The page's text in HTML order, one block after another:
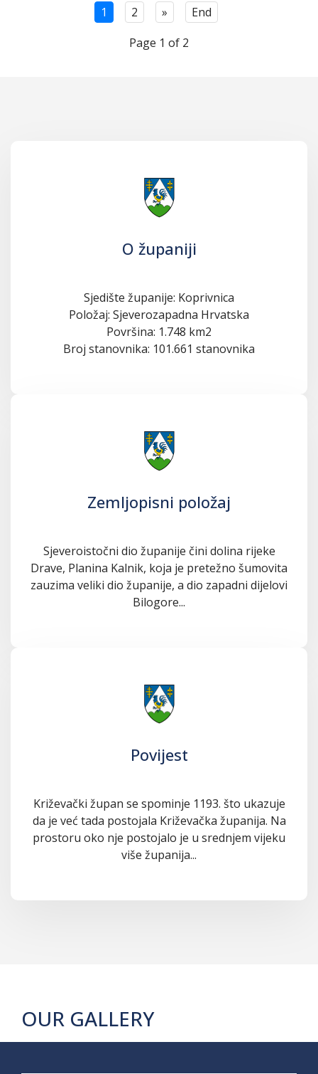
1 2 »
End
Page 1 of 2
O županiji
Sjedište županije: Koprivnica
Položaj: Sjeverozapadna Hrvatska
Površina: 1.748 km2
Broj stanovnika: 101.661 stanovnika
Zemljopisni položaj
Sjeveroistočni dio županije čini dolina rijeke
Drave, Planina Kalnik, koja je pretežno šumovita
zauzima veliki dio županije, a dio zapadni dijelovi
Bilogore...
Povijest
Križevački župan se spominje 1193. što ukazuje
da je već tada postojala Križevačka županija. Na
prostoru oko nje postojalo je u srednjem vijeku
više županija...
OUR GALLERY